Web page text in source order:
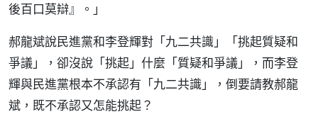
後百口莫辯』。」
郝龍斌說民進黨和李登輝對「九二共識」「挑起質疑和
爭議」，卻沒說「挑起」什麼「質疑和爭議」，而李登
輝與民進黨根本不承認有「九二共識」，倒要請教郝龍
斌，既不承認又怎能挑起？